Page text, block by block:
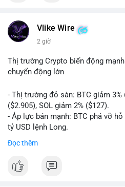
SAGA", "short SPCX", và "đã ngồi
đăng Binance Square). Tin tức về
BNB Smart Chain.
Sợ hãi do chỉ số thấp nhưng xu
tích cực (BTC ETF, SKR) tạo áp
SPCX và SAGA vẫn cao. Cần
"short" theo chiến lược cá nhân.
📊 Nguồn: Radar Tâm Lý Thị Trường
Vlike Wire
2 giờ
Thị trường Crypto biến động
chuyển động lớn
- Thị trường đỏ sàn: BTC giảm 3%
($2.905), SOL giảm 2% ($127).
- Áp lực bán mạnh: BTC phá vỡ
tỷ USD lệnh Long.
- Tin tức quan trọng: Trump
cổ đông vào tháng 2.
- Định chế tài chính: Delaware
hiểm; Galaxy Digital lập quỹ đầu tư
Đọc thêm